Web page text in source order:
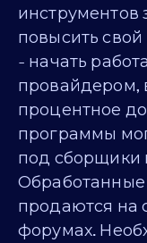
повысить
- начать
процентное
программы
под сборщики
Обработанные
продаются на
форумах.